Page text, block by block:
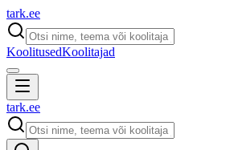
tark.ee
KoolitusedKoolitajad
tark.ee